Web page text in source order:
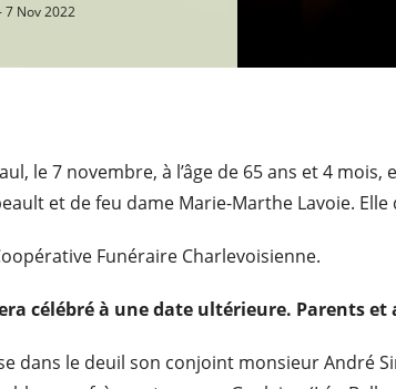
7 Nov 2022
le 7 novembre, à l’âge de 65 ans et 4
et de feu dame Marie-Marthe Lavoie.
Funéraire Charlevoisienne.
célébré à une date ultérieure. Parents
dans le deuil son conjoint monsieur André